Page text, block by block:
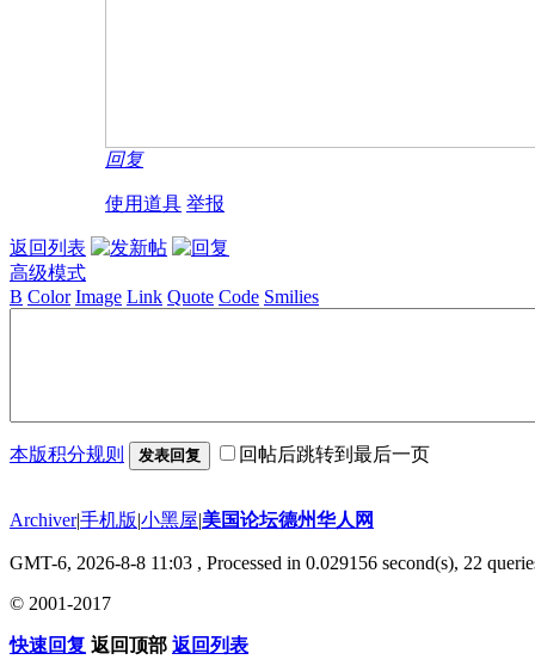
回复
使用道具 举报
返回列表
高级模式
B Color Image Link Quote Code Smilies
本版积分规则 发表回复 回帖后跳转到最后一页
Archiver|手机版|小黑屋|美国论坛德州华人网
GMT-6, 2026-8-8 11:03 , Processed in 0.029156 second(s), 22
© 2001-2017
快速回复 返回顶部 返回列表